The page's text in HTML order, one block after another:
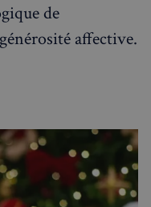
de
affective.